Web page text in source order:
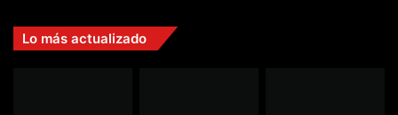
Lo más actualizado